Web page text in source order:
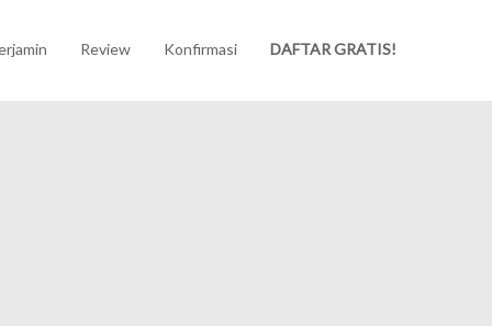
Review Konfirmasi DAFTAR GRATIS!